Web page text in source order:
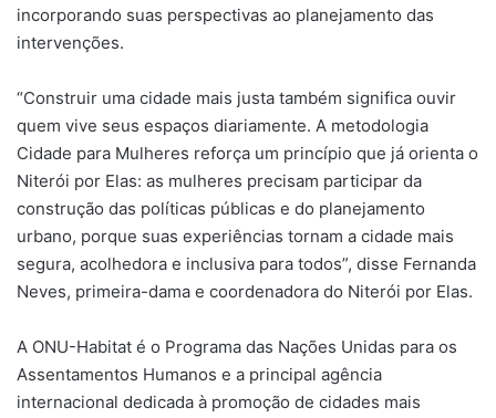
incorporando suas perspectivas ao planejamento das
intervenções.
“Construir uma cidade mais justa também significa ouvir
quem vive seus espaços diariamente. A metodologia
Cidade para Mulheres reforça um princípio que já orienta o
Niterói por Elas: as mulheres precisam participar da
construção das políticas públicas e do planejamento
urbano, porque suas experiências tornam a cidade mais
segura, acolhedora e inclusiva para todos”, disse Fernanda
Neves, primeira-dama e coordenadora do Niterói por Elas.
A ONU-Habitat é o Programa das Nações Unidas para os
Assentamentos Humanos e a principal agência
internacional dedicada à promoção de cidades mais